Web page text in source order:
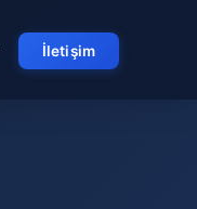
İletişim